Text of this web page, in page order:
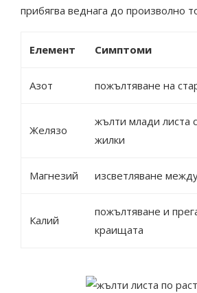
прибягва веднага до произволно
Елемент Симптоми
Азот пожълтяване на
Желязо
жълти млади листа
жилки
Магнезий изсветляване
Калий
пожълтяване и
краищата